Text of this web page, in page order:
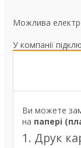
У компанії
Ви можете
на папері
1. Друк